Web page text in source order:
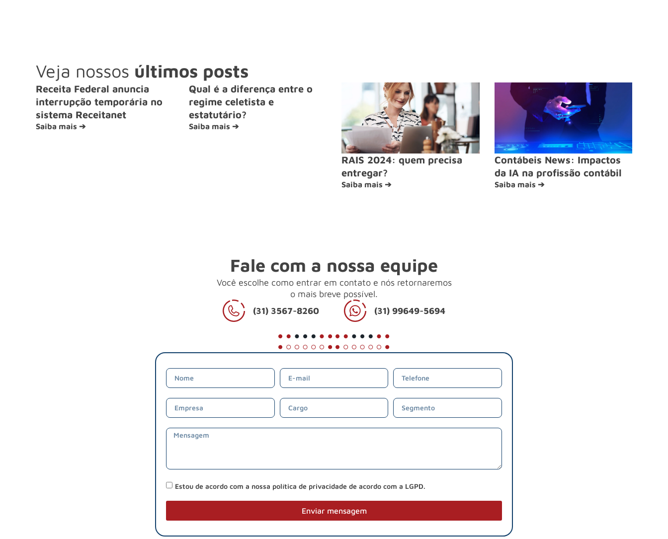
Veja nossos últimos posts
Receita Federal anuncia
interrupção temporária no
sistema Receitanet
Saiba mais ➔
Qual é a diferença entre o
regime celetista e
estatutário?
Saiba mais ➔
RAIS 2024: quem precisa
entregar?
Saiba mais ➔
Contábeis News: Impactos
da IA na profissão contábil
Saiba mais ➔
Fale com a nossa equipe
Você escolhe como entrar em contato e nós retornaremos
o mais breve possível.
(31) 3567-8260
(31) 99649-5694
Estou de acordo com a nossa política de privacidade de acordo com a LGPD.
Enviar mensagem